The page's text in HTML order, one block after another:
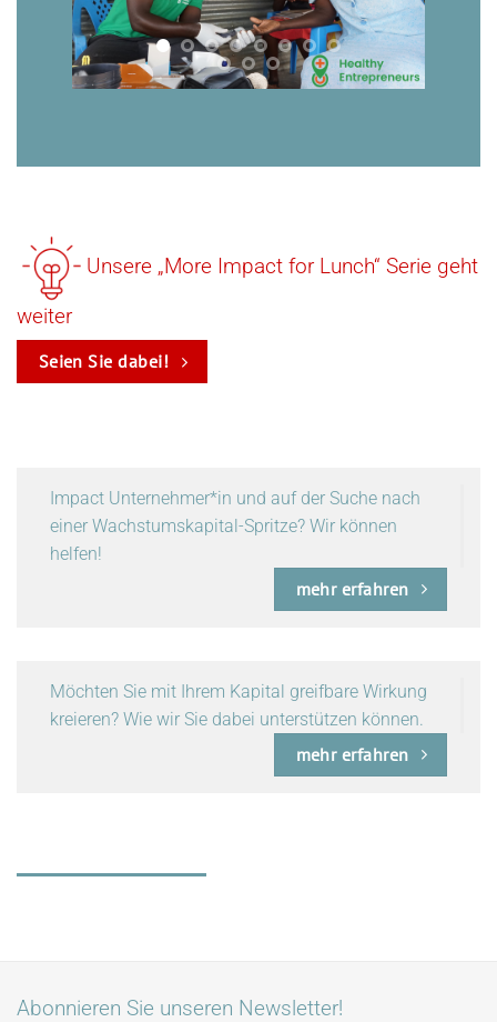
Unsere „More Impact for Lunch“ Serie geht
weiter
Seien Sie dabei!
Impact Unternehmer*in und auf der Suche nach
einer Wachstumskapital-Spritze? Wir können
helfen!
mehr erfahren
Möchten Sie mit Ihrem Kapital greifbare Wirkung
kreieren? Wie wir Sie dabei unterstützen können.
mehr erfahren
Abonnieren Sie unseren Newsletter!